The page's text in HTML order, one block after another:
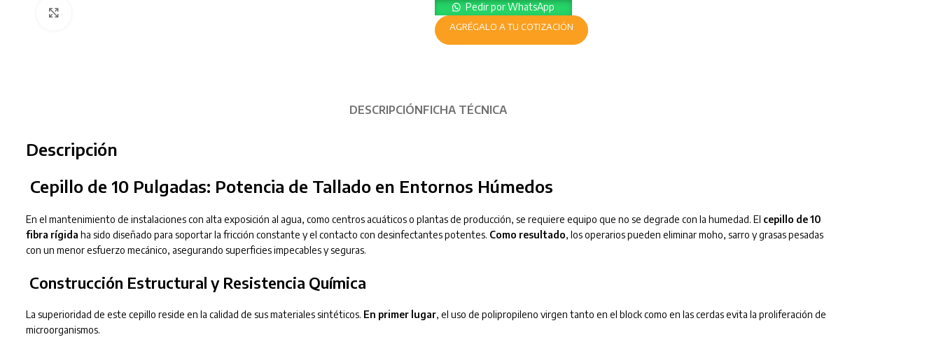
Pedir por WhatsApp
AGRÉGALO A TU COTIZACIÓN
DESCRIPCIÓNFICHA TÉCNICA
Descripción
Cepillo de 10 Pulgadas: Potencia de Tallado en Entornos Húmedos
En el mantenimiento de instalaciones con alta exposición al agua, como centros acuáticos o plantas de producción, se requiere equipo que no se degrade con la humedad. El cepillo de 10
fibra rígida ha sido diseñado para soportar la fricción constante y el contacto con desinfectantes potentes. Como resultado, los operarios pueden eliminar moho, sarro y grasas pesadas
con un menor esfuerzo mecánico, asegurando superficies impecables y seguras.
Construcción Estructural y Resistencia Química
La superioridad de este cepillo reside en la calidad de sus materiales sintéticos. En primer lugar, el uso de polipropileno virgen tanto en el block como en las cerdas evita la proliferación de
microorganismos.